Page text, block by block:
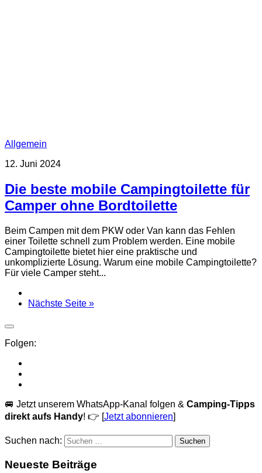
Allgemein
12. Juni 2024
Die beste mobile Campingtoilette für
Camper ohne Bordtoilette
Beim Campen mit dem PKW oder Van kann das Fehlen
einer Toilette schnell zum Problem werden. Eine mobile
Campingtoilette bietet hier eine praktische und
unkomplizierte Lösung. Warum eine mobile Campingtoilette?
Für viele Camper steht...
Nächste Seite »
Folgen:
🚐 Jetzt unserem WhatsApp-Kanal folgen & Camping-Tipps
direkt aufs Handy! 👉 [Jetzt abonnieren]
Suchen nach:
Neueste Beiträge